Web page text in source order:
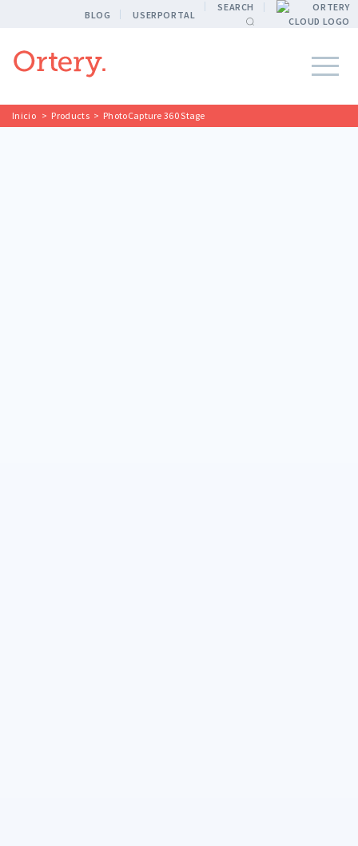
BLOG USERPORTAL
SEARCH
Inicio > Products > PhotoCapture 360 Stage